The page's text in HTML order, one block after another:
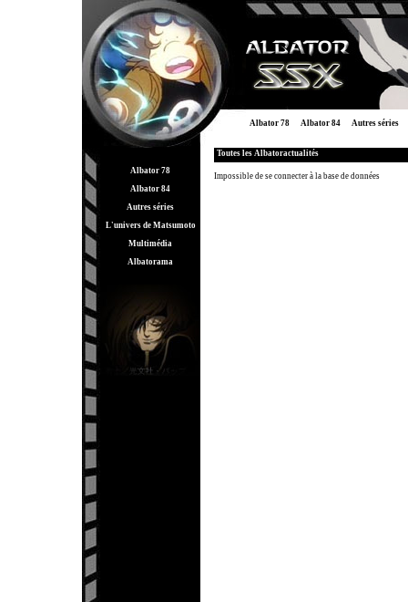
Albator 78 Albator 84 Autres séries
Albator 78
Albator 84
Autres séries
L'univers de Matsumoto
Multimédia
Albatorama
Toutes les Albatoractualités
Impossible de se connecter à la base de données